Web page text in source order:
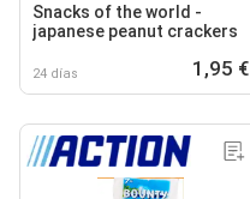
Snacks of the world -
japanese peanut crackers
24 días 1,95 €